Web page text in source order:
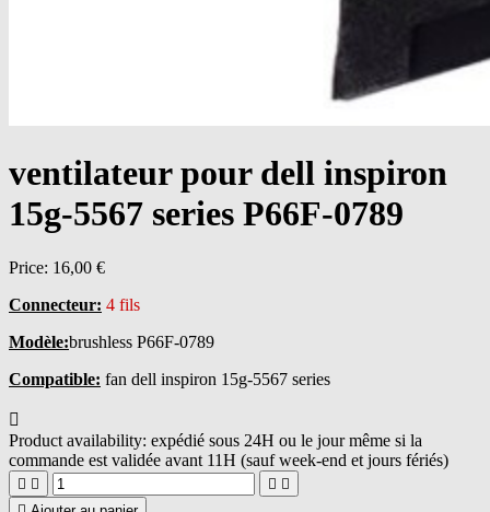
ventilateur pour dell inspiron
15g-5567 series P66F-0789
Price: 16,00 €
Connecteur: 4 fils
Modèle:brushless P66F-0789
Compatible: fan dell inspiron 15g-5567 series

Product availability: expédié sous 24H ou le jour même si la
commande est validée avant 11H (sauf week-end et jours fériés)
   